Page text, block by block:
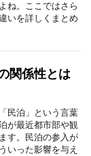
ね。ここではさら
いを詳しくまとめ
関係性とは
民泊」という言葉
が最近都市部や観
す。民泊の参入が
いった影響を与え